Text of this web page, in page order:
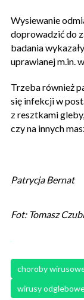
Wysiewanie
doprowadzić do
badania
uprawianej m.in.
Trzeba również
się infekcji w
z resztkami
czy na innych
Patrycja Bernat
Fot: Tomasz
choroby
wirusy